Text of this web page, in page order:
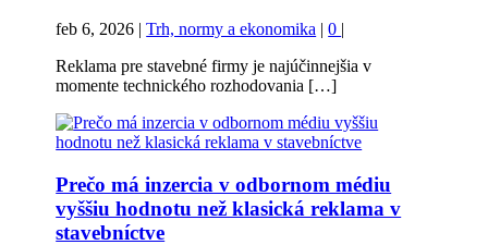
feb 6, 2026 |Trh, normy a ekonomika |0 |
Reklama pre stavebné firmy je najúčinnejšia v
momente technického rozhodovania […]
Prečo má inzercia v odbornom médiu
vyššiu hodnotu než klasická reklama v
stavebníctve